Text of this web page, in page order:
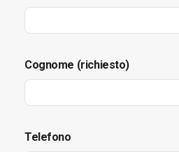
Cognome (richiesto)
Telefono